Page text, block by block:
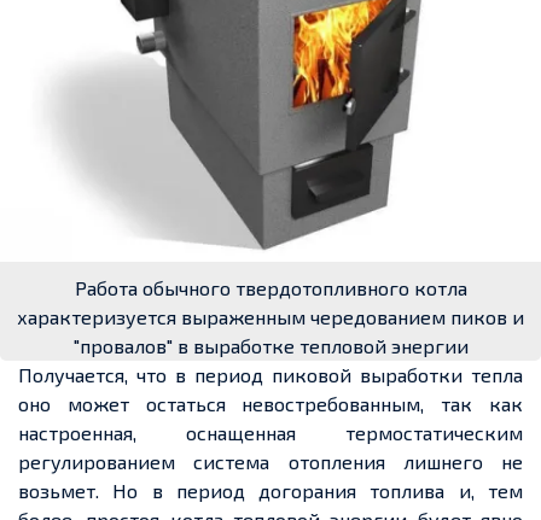
Работа обычного твердотопливного котла
характеризуется выраженным чередованием пиков и
"провалов" в выработке тепловой энергии
Получается, что в период пиковой выработки тепла
оно может остаться невостребованным, так как
настроенная, оснащенная термостатическим
регулированием система отопления лишнего не
возьмет. Но в период догорания топлива и, тем